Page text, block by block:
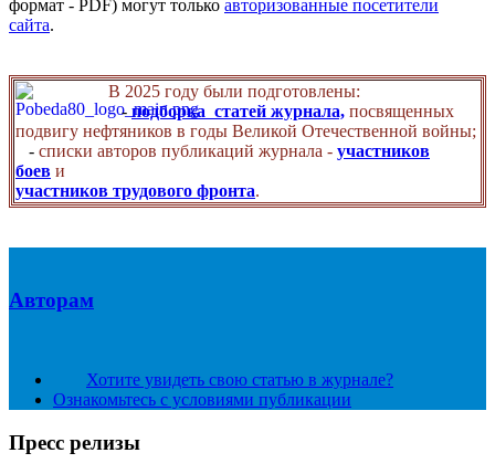
формат - PDF) могут только авторизованные посетители
сайта.
В 2025 году были подготовлены:
- подборка статей журнала, посвященных
подвигу нефтяников в годы Великой Отечественной войны;
- списки авторов публикаций журнала - участников
боев и
участников трудового фронта.
Авторам
Хотите увидеть свою статью в журнале?
Ознакомьтесь с условиями публикации
Пресс релизы